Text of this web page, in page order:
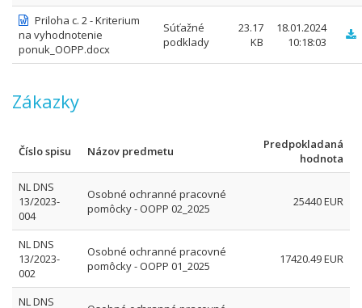
Priloha c. 2 - Kriterium
na vyhodnotenie
ponuk_OOPP.docx
Súťažné
podklady
23.17
KB
18.01.2024
10:18:03
Zákazky
Číslo spisu Názov predmetu
Predpokladaná
hodnota
NL DNS
13/2023-
004
Osobné ochranné pracovné
pomôcky - OOPP 02_2025
25440 EUR
NL DNS
13/2023-
002
Osobné ochranné pracovné
pomôcky - OOPP 01_2025
17420.49 EUR
NL DNS